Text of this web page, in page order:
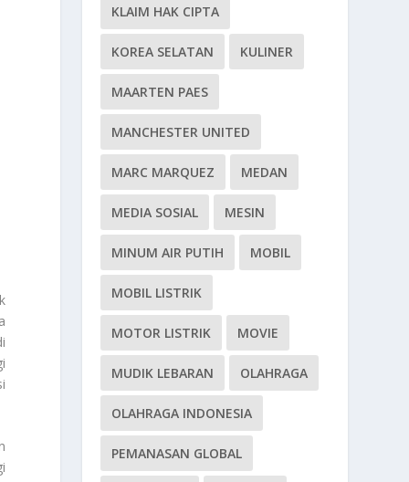
KLAIM HAK CIPTA
KOREA SELATAN KULINER
MAARTEN PAES
MANCHESTER UNITED
MARC MARQUEZ MEDAN
MEDIA SOSIAL MESIN
MINUM AIR PUTIH MOBIL
MOBIL LISTRIK
MOTOR LISTRIK MOVIE
MUDIK LEBARAN OLAHRAGA
OLAHRAGA INDONESIA
PEMANASAN GLOBAL